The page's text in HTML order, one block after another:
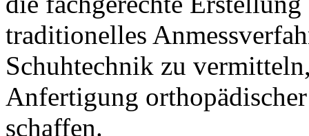
traditionelles
Schuhtechnik zu
Anfertigung
schaffen.